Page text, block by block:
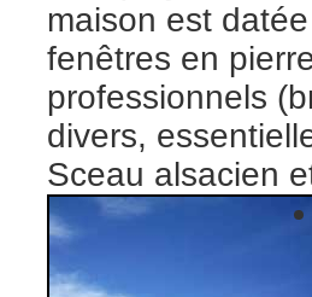
maison est
fenêtres en
professionnels
divers,
Sceau alsacien